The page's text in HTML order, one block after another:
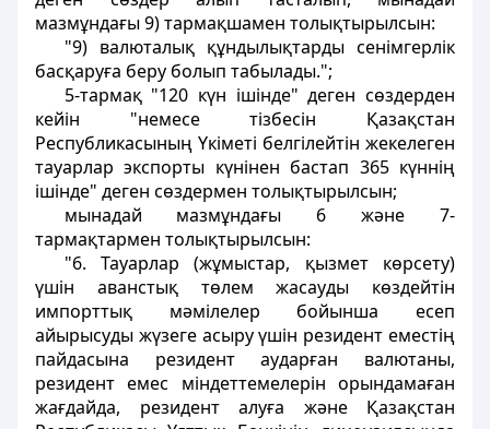
мазмұндағы 9) тармақшамен толықтырылсын:
"9) валюталық құндылықтарды сенімгерлік
басқаруға беру болып табылады.";
5-тармақ "120 күн ішінде" деген сөздерден
кейін "немесе тізбесін Қазақстан
Республикасының Үкіметі белгілейтін жекелеген
тауарлар экспорты күнінен бастап 365 күннің
ішінде" деген сөздермен толықтырылсын;
мынадай мазмұндағы 6 және 7-
тармақтармен толықтырылсын:
"6. Тауарлар (жұмыстар, қызмет көрсету)
үшін аванстық төлем жасауды көздейтін
импорттық мәмілелер бойынша есеп
айырысуды жүзеге асыру үшін резидент еместің
пайдасына резидент аударған валютаны,
резидент емес міндеттемелерін орындамаған
жағдайда, резидент алуға және Қазақстан